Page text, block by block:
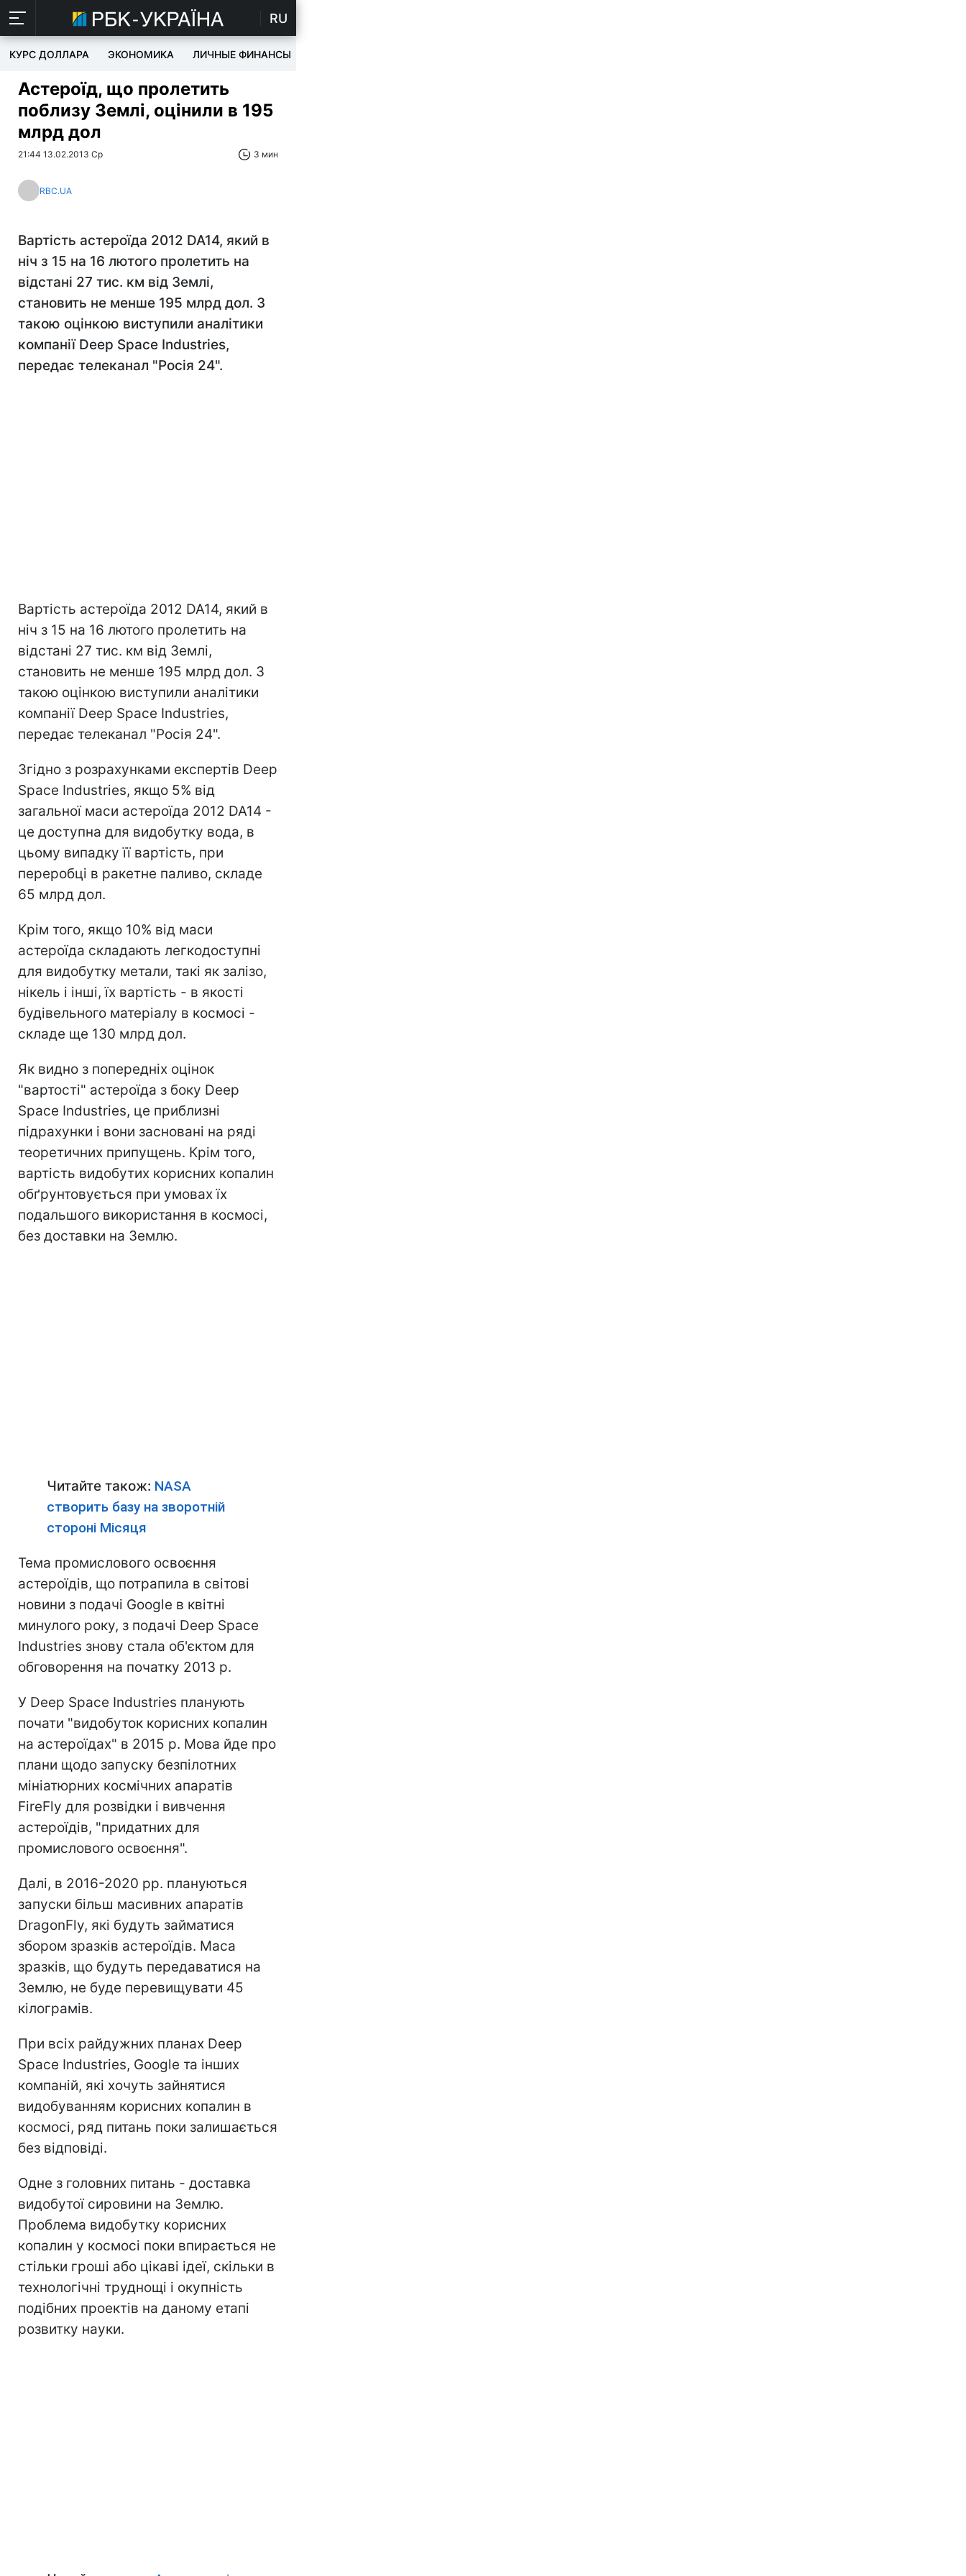
RU
КУРС ДОЛЛАРА ЭКОНОМИКА ЛИЧНЫЕ ФИНАНСЫ
Астероїд, що пролетить
поблизу Землі, оцінили в 195
млрд дол
21:44 13.02.2013 Ср 3 мин
RBC.UA
Вартість астероїда 2012 DA14, який в
ніч з 15 на 16 лютого пролетить на
відстані 27 тис. км від Землі,
становить не менше 195 млрд дол. З
такою оцінкою виступили аналітики
компанії Deep Space Industries,
передає телеканал "Росія 24".
Вартість астероїда 2012 DA14, який в
ніч з 15 на 16 лютого пролетить на
відстані 27 тис. км від Землі,
становить не менше 195 млрд дол. З
такою оцінкою виступили аналітики
компанії Deep Space Industries,
передає телеканал "Росія 24".
Згідно з розрахунками експертів Deep
Space Industries, якщо 5% від
загальної маси астероїда 2012 DA14 -
це доступна для видобутку вода, в
цьому випадку її вартість, при
переробці в ракетне паливо, складе
65 млрд дол.
Крім того, якщо 10% від маси
астероїда складають легкодоступні
для видобутку метали, такі як залізо,
нікель і інші, їх вартість - в якості
будівельного матеріалу в космосі -
складе ще 130 млрд дол.
Як видно з попередніх оцінок
"вартості" астероїда з боку Deep
Space Industries, це приблизні
підрахунки і вони засновані на ряді
теоретичних припущень. Крім того,
вартість видобутих корисних копалин
обґрунтовується при умовах їх
подальшого використання в космосі,
без доставки на Землю.
Читайте також: NASA
створить базу на зворотній
стороні Місяця
Тема промислового освоєння
астероїдів, що потрапила в світові
новини з подачі Google в квітні
минулого року, з подачі Deep Space
Industries знову стала об'єктом для
обговорення на початку 2013 р.
У Deep Space Industries планують
почати "видобуток корисних копалин
на астероїдах" в 2015 р. Мова йде про
плани щодо запуску безпілотних
мініатюрних космічних апаратів
FireFly для розвідки і вивчення
астероїдів, "придатних для
промислового освоєння".
Далі, в 2016-2020 рр. плануються
запуски більш масивних апаратів
DragonFly, які будуть займатися
збором зразків астероїдів. Маса
зразків, що будуть передаватися на
Землю, не буде перевищувати 45
кілограмів.
При всіх райдужних планах Deep
Space Industries, Google та інших
компаній, які хочуть зайнятися
видобуванням корисних копалин в
космосі, ряд питань поки залишається
без відповіді.
Одне з головних питань - доставка
видобутої сировини на Землю.
Проблема видобутку корисних
копалин у космосі поки впирається не
стільки гроші або цікаві ідеї, скільки в
технологічні труднощі і окупність
подібних проектів на даному етапі
розвитку науки.